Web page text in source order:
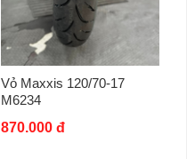
Vỏ Maxxis 120/70-17
M6234
870.000 đ